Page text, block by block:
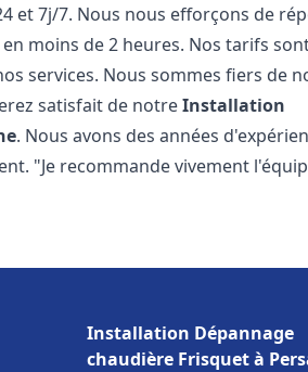
et 7j/7. Nous nous efforçons de
moins de 2 heures. Nos tarifs
services. Nous sommes fiers de
satisfait de notreInstallation
. Nous avons des années
"Je recommande vivement
Installation Dépannage
chaudière Frisquet à